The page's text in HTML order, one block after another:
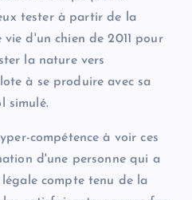
tester à partir de la
d'un chien de 2011 pour
la nature vers
à se produire avec sa
simulé.
compétence à voir ces
d'une personne qui a
compte tenu de la